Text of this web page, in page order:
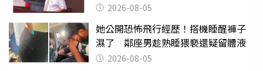
2026-08-05
她公開恐怖飛行經歷！搭機睡醒褲子
濕了 鄰座男趁熟睡猥褻還疑留體液
2026-08-05